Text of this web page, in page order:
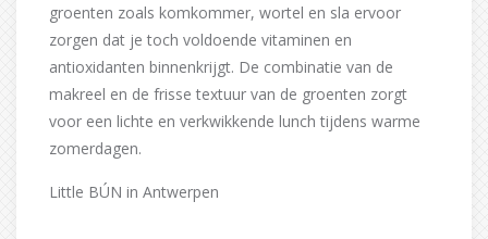
groenten zoals komkommer, wortel en sla ervoor
zorgen dat je toch voldoende vitaminen en
antioxidanten binnenkrijgt. De combinatie van de
makreel en de frisse textuur van de groenten zorgt
voor een lichte en verkwikkende lunch tijdens warme
zomerdagen.
Little BÚN in Antwerpen